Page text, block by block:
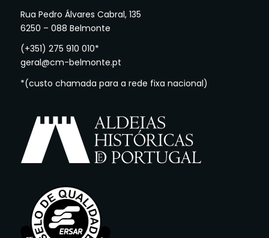
Rua Pedro Álvares Cabral, 135
6250 – 088 Belmonte
(+351) 275 910 010*
geral@cm-belmonte.pt
*(custo chamada para a rede fixa nacional)